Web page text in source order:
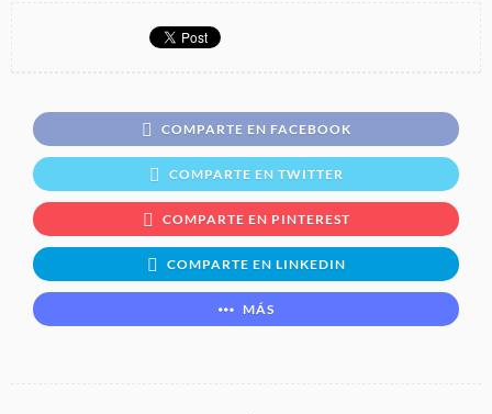
COMPARTE EN FACEBOOK
COMPARTE EN TWITTER
COMPARTE EN PINTEREST
COMPARTE EN LINKEDIN
MÁS